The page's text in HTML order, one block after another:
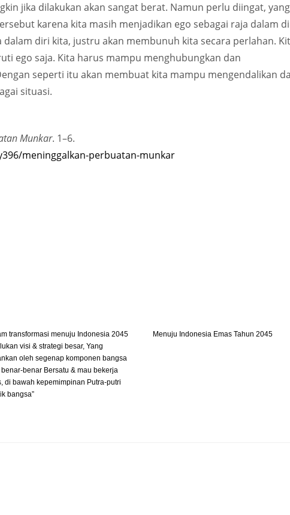
jika dilakukan akan sangat berat. Namun perlu diingat, yang
karena kita masih menjadikan ego sebagai raja dalam
dalam diri kita, justru akan membunuh kita secara perlahan.
ego saja. Kita harus mampu menghubungkan dan
seperti itu akan membuat kita mampu mengendalikan
situasi.
Munkar. 1–6.
meninggalkan-perbuatan-munkar
transformasi menuju Indonesia 2045
visi & strategi besar, Yang
oleh segenap komponen bangsa
benar Bersatu & mau bekerja
di bawah kepemimpinan Putra-putri
bangsa”
Menuju Indonesia Emas Tahun 2045